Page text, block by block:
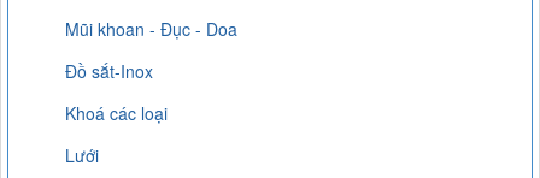
Mũi khoan - Đục - Doa
Đồ sắt-Inox
Khoá các loại
Lưới